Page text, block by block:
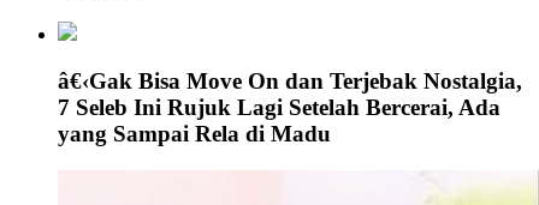
â€‹Gak Bisa Move On dan Terjebak Nostalgia,
7 Seleb Ini Rujuk Lagi Setelah Bercerai, Ada
yang Sampai Rela di Madu